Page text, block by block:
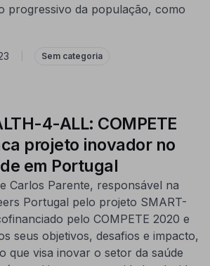
progressivo da população, como
Sem categoria
4-ALL: COMPETE
projeto inovador no
em Portugal
Carlos Parente, responsável na
Portugal pelo projeto SMART-
pelo COMPETE 2020 e
seus objetivos, desafios e impacto,
que visa inovar o setor da saúde